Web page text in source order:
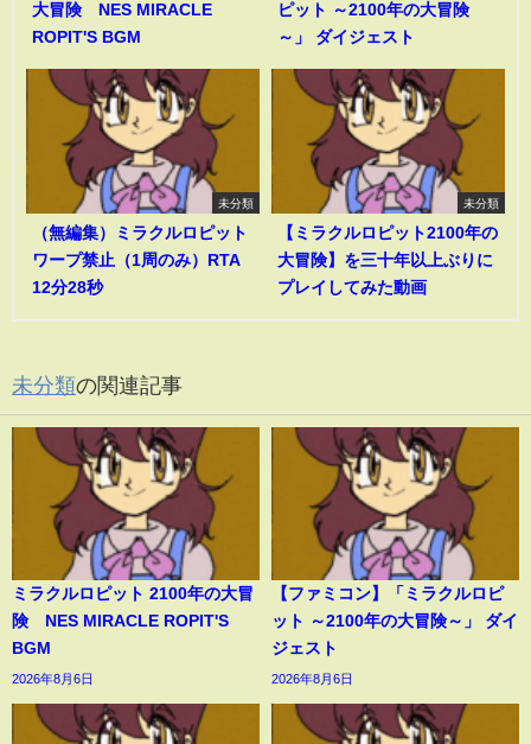
大冒険 NES MIRACLE
ROPIT'S BGM
ピット ～2100年の大冒険
～」 ダイジェスト
未分類
（無編集）ミラクルロピット
ワープ禁止（1周のみ）RTA
12分28秒
未分類
【ミラクルロピット2100年の
大冒険】を三十年以上ぶりに
プレイしてみた動画
未分類の関連記事
ミラクルロピット 2100年の大冒
険 NES MIRACLE ROPIT'S
BGM
2026年8月6日
【ファミコン】「ミラクルロピ
ット ～2100年の大冒険～」 ダイ
ジェスト
2026年8月6日